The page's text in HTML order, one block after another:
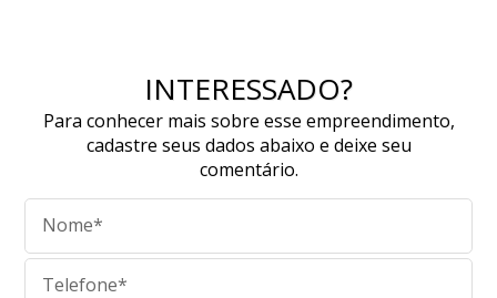
INTERESSADO?
Para conhecer mais sobre esse empreendimento,
cadastre seus dados abaixo e deixe seu
comentário.